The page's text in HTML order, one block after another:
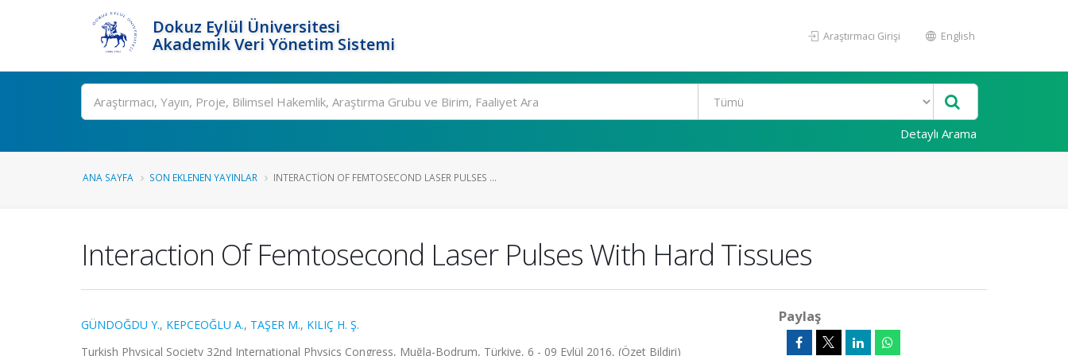
Dokuz Eylül Üniversitesi
Akademik Veri Yönetim Sistemi
Araştırmacı Girişi English
Ara
Detaylı Arama
ANA SAYFA SON EKLENEN YAYINLAR INTERACTION OF FEMTOSECOND LASER PULSES ...
Interaction Of Femtosecond Laser Pulses With Hard Tissues
GÜNDOĞDU Y., KEPCEOĞLU A., TAŞER M., KILIÇ H. Ş.
Turkish Physical Society 32nd International Physics Congress, Muğla-Bodrum, Türkiye, 6 - 09 Eylül 2016, (Özet Bildiri)
Paylaş